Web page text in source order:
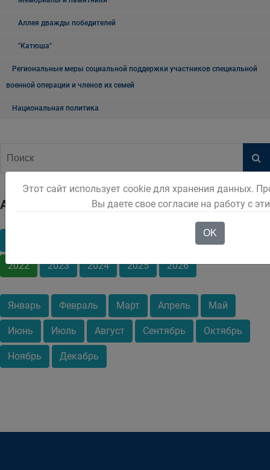
Аллея дважды победителей
"Катюша"
Региональные меры социальной поддержки участников специальной
военной операции и членов их семей
Национальная политика
Архив
2021
2022 2023 2024 2025 2026
Январь Февраль Март Апрель Май
Июнь Июль Август Сентябрь Октябрь
Ноябрь Декабрь
Этот сайт использует cookie для хранения данных.
Вы даете свое согласие на работу с
OK